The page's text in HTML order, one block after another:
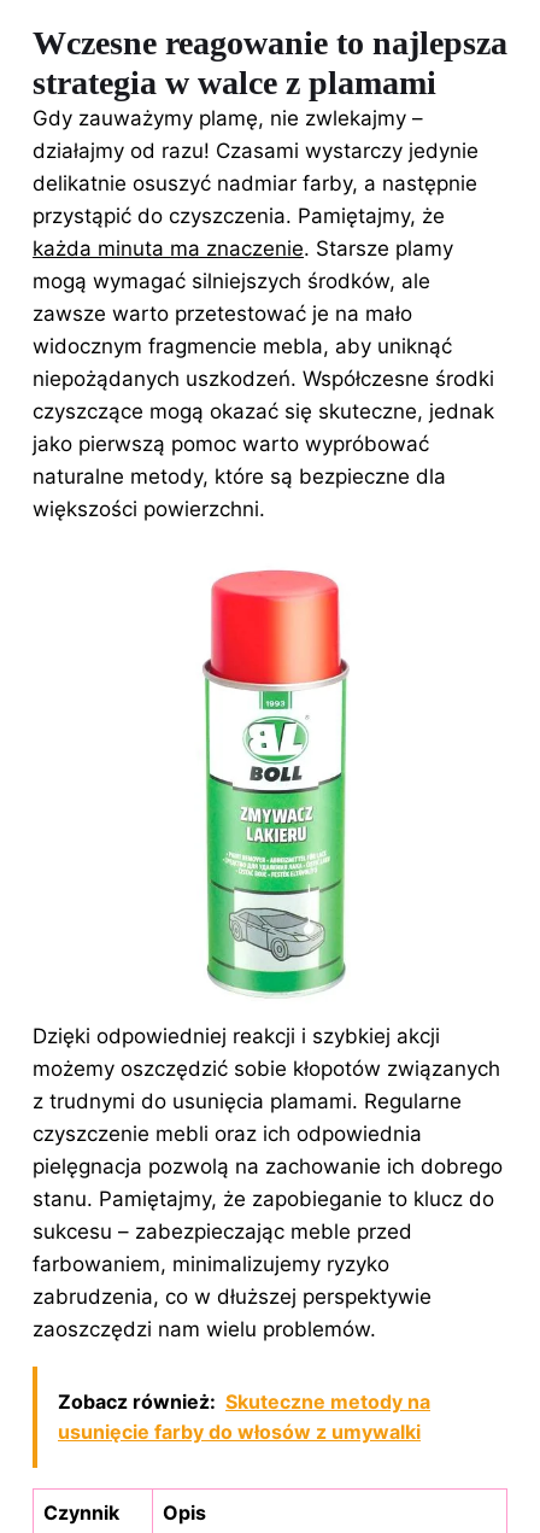
Wczesne reagowanie to najlepsza
strategia w walce z plamami
Gdy zauważymy plamę, nie zwlekajmy –
działajmy od razu! Czasami wystarczy jedynie
delikatnie osuszyć nadmiar farby, a następnie
przystąpić do czyszczenia. Pamiętajmy, że
każda minuta ma znaczenie. Starsze plamy
mogą wymagać silniejszych środków, ale
zawsze warto przetestować je na mało
widocznym fragmencie mebla, aby uniknąć
niepożądanych uszkodzeń. Współczesne środki
czyszczące mogą okazać się skuteczne, jednak
jako pierwszą pomoc warto wypróbować
naturalne metody, które są bezpieczne dla
większości powierzchni.
Dzięki odpowiedniej reakcji i szybkiej akcji
możemy oszczędzić sobie kłopotów związanych
z trudnymi do usunięcia plamami. Regularne
czyszczenie mebli oraz ich odpowiednia
pielęgnacja pozwolą na zachowanie ich dobrego
stanu. Pamiętajmy, że zapobieganie to klucz do
sukcesu – zabezpieczając meble przed
farbowaniem, minimalizujemy ryzyko
zabrudzenia, co w dłuższej perspektywie
zaoszczędzi nam wielu problemów.
Zobacz również: Skuteczne metody na
usunięcie farby do włosów z umywalki
Czynnik Opis